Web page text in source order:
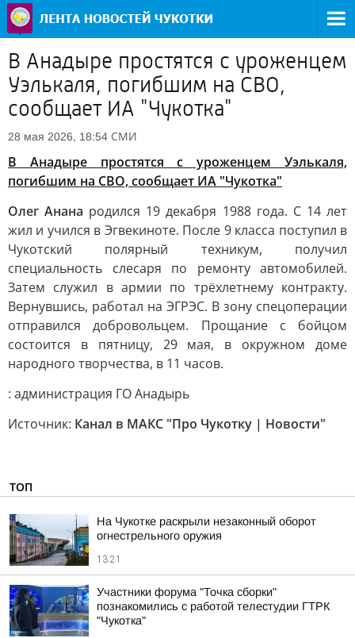
В Анадыре простятся с уроженцем
Уэлькаля, погибшим на СВО,
сообщает ИА "Чукотка"
28 мая 2026, 18:54 СМИ
В Анадыре простятся с уроженцем Уэлькаля,
погибшим на СВО, сообщает ИА "Чукотка"
Олег Анана родился 19 декабря 1988 года. С 14 лет
жил и учился в Эгвекиноте. После 9 класса поступил в
Чукотский полярный техникум, получил
специальность слесаря по ремонту автомобилей.
Затем служил в армии по трёхлетнему контракту.
Вернувшись, работал на ЭГРЭС. В зону спецоперации
отправился добровольцем. Прощание с бойцом
состоится в пятницу, 29 мая, в окружном доме
народного творчества, в 11 часов.
: администрация ГО Анадырь
Источник: Канал в МАКС "Про Чукотку | Новости"
ТОП
На Чукотке раскрыли незаконный оборот
огнестрельного оружия
13:21
Участники форума "Точка сборки"
познакомились с работой телестудии ГТРК
"Чукотка"